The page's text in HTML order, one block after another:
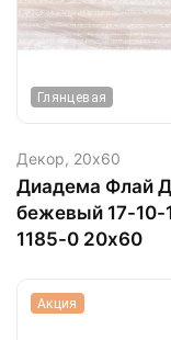
Глянцевая
Декор, 20х60
Диадема Флай
бежевый 17-10-
1185-0 20х60
Акция